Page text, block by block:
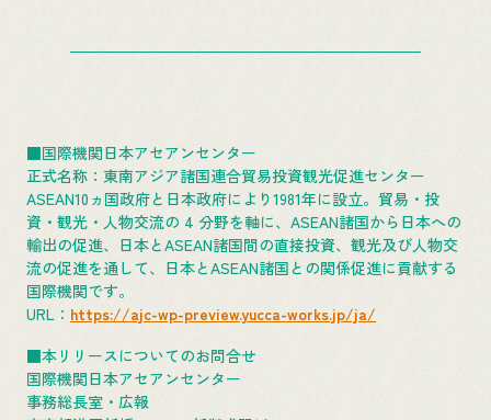
■国際機関日本アセアンセンター
正式名称：東南アジア諸国連合貿易投資観光促進センター
ASEAN10ヵ国政府と日本政府により1981年に設立。貿易・投
資・観光・人物交流の 4 分野を軸に、ASEAN諸国から日本への
輸出の促進、日本とASEAN諸国間の直接投資、観光及び人物交
流の促進を通して、日本とASEAN諸国との関係促進に貢献する
国際機関です。
URL： https://ajc-wp-preview.yucca-works.jp/ja/
■本リリースについてのお問合せ
国際機関日本アセアンセンター
事務総長室・広報